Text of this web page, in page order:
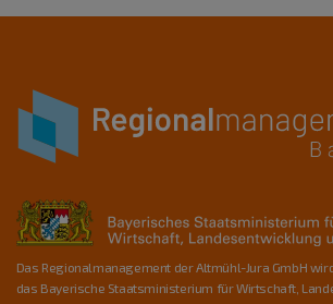
Das Regionalmanagement der Altmühl-Jura GmbH
das Bayerische Staatsministerium für Wirtschaft,